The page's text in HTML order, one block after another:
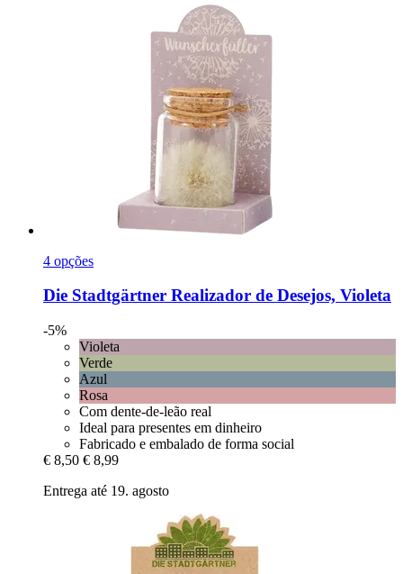
4 opções
Die Stadtgärtner Realizador de Desejos, Violeta
-5%
Violeta
Verde
Azul
Rosa
Com dente-de-leão real
Ideal para presentes em dinheiro
Fabricado e embalado de forma social
€ 8,50 € 8,99
Entrega até 19. agosto